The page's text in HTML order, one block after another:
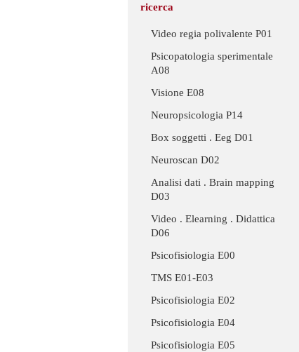
ricerca
Video regia polivalente P01
Psicopatologia sperimentale
A08
Visione E08
Neuropsicologia P14
Box soggetti . Eeg D01
Neuroscan D02
Analisi dati . Brain mapping
D03
Video . Elearning . Didattica
D06
Psicofisiologia E00
TMS E01-E03
Psicofisiologia E02
Psicofisiologia E04
Psicofisiologia E05